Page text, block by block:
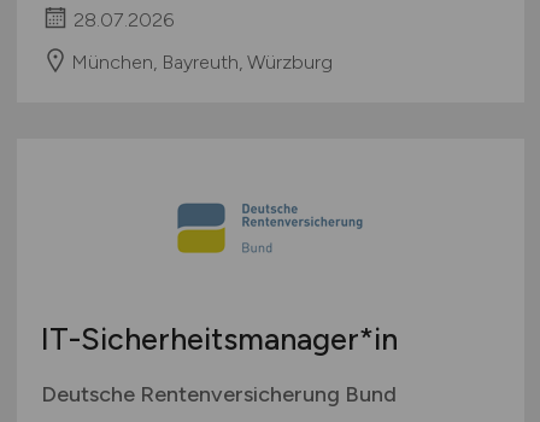
28.07.2026
München, Bayreuth, Würzburg
IT-Sicherheitsmanager*in
Deutsche Rentenversicherung Bund